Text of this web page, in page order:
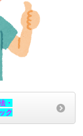
・
ク